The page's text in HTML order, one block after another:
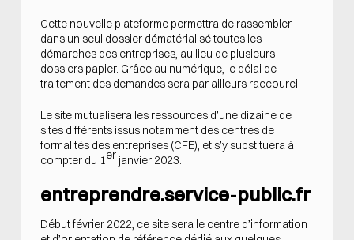
Cette nouvelle plateforme permettra de rassembler
dans un seul dossier dématérialisé toutes les
démarches des entreprises, au lieu de plusieurs
dossiers papier. Grâce au numérique, le délai de
traitement des demandes sera par ailleurs raccourci.
Le site mutualisera les ressources d’une dizaine de
sites différents issus notamment des centres de
formalités des entreprises (CFE), et s’y substituera à
compter du 1er janvier 2023.
entreprendre.service-public.fr
Début février 2022, ce site sera le centre d’information